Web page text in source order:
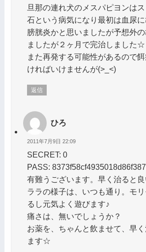
旦那の連れ犬のメスパピヨンは
石という病気になり最初は血尿
膀胱炎かと思いましたが予想外
ましたが２ヶ月で完治しました☆
また再発する可能性があるので
ければいけませんが(>_<)
返信
ひろ
2011年7月9日 22:09
SECRET: 0
PASS:
有難うございます。早く治ると良
ララの様子は、いつも通り。モ
るし元気よく遊びます♪
痛さは、無いでしょうか？
お薬を、ちゃんと飲ませて、早
ます☆